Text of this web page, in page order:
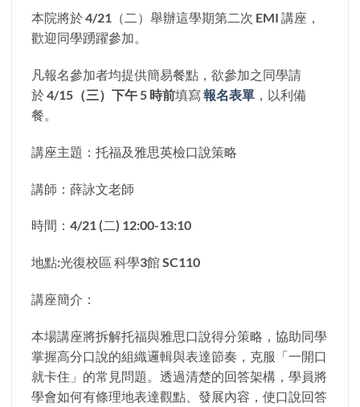
本院將於 4/21（二）舉辦這學期第二次 EMI 講座，
歡迎同學踴躍參加。
凡報名參加者均提供簡易餐點，欲參加之同學請
於 4/15（三）下午 5 時前填寫 報名表單 ，以利備
餐。
講座主題：托福及雅思英檢口說策略
講師：薛詠文老師
時間：4/21 (二) 12:00-13:10
地點:光復校區 科學3館 SC110
講座簡介：
本場講座將拆解托福與雅思口說得分策略，協助同學
掌握高分口說的組織邏輯與表達節奏，克服「一開口
就卡住」的常見問題。透過清楚的回答架構，學員將
學會如何有條理地表達觀點、發展內容，使口說回答